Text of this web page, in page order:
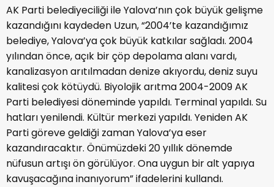
AK Parti belediyeciliği ile Yalova’nın çok büyük gelişme
kazandığını kaydeden Uzun, “2004’te kazandığımız
belediye, Yalova’ya çok büyük katkılar sağladı. 2004
yılından önce, açık bir çöp depolama alanı vardı,
kanalizasyon arıtılmadan denize akıyordu, deniz suyu
kalitesi çok kötüydü. Biyolojik arıtma 2004-2009 AK
Parti belediyesi döneminde yapıldı. Terminal yapıldı. Su
hatları yenilendi. Kültür merkezi yapıldı. Yeniden AK
Parti göreve geldiği zaman Yalova’ya eser
kazandıracaktır. Önümüzdeki 20 yıllık dönemde
nüfusun artışı ön görülüyor. Ona uygun bir alt yapıya
kavuşacağına inanıyorum” ifadelerini kullandı.